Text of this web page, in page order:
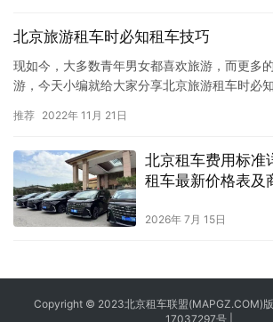
北京旅游租车时必知租车技巧
现如今，大多数青年男女都喜欢旅游，而更多
游，今天小编就给大家分享北京旅游租车时必
2：电话预订时需要您留下详细的相关信息，
3：预订最好提前1–2天，预订周末的车辆需要
推荐 2022年 11月 21日
北京租车费用标
租车最新价格表及
2026年 7月 15日
Copyright © 2023北京租车联盟(MAPGZ.COM)
17037297号